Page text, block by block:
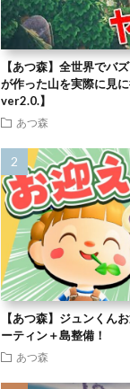
【あつ森】全世界でバ
が作った山を実際に見
ver2.0.】
あつ森
【あつ森】ジュンくん
ーティン＋島整備！
あつ森